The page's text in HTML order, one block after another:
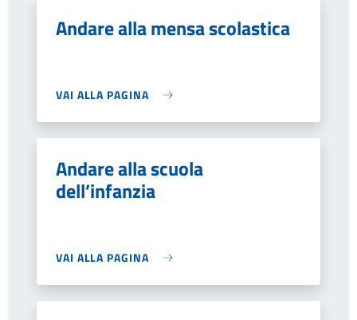
Andare alla mensa scolastica
VAI ALLA PAGINA
Andare alla scuola
dell’infanzia
VAI ALLA PAGINA